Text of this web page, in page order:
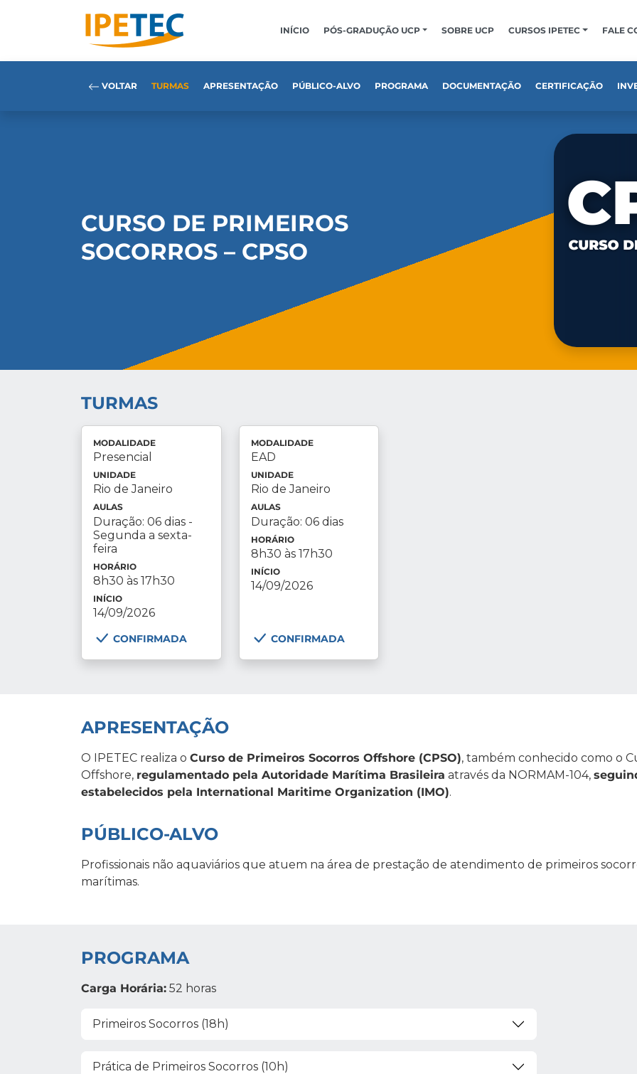
INÍCIO PÓS-GRADUÇÃO UCP SOBRE UCP CURSOS IPETEC FALE
VOLTAR TURMAS APRESENTAÇÃO PÚBLICO-ALVO PROGRAMA DOCUMENTAÇÃO CERTIFICAÇÃO
CURSO DE PRIMEIROS
SOCORROS – CPSO
TURMAS
MODALIDADE
Presencial
UNIDADE
Rio de Janeiro
AULAS
Duração: 06 dias -
Segunda a sexta-
feira
HORÁRIO
8h30 às 17h30
INÍCIO
14/09/2026
CONFIRMADA
MODALIDADE
EAD
UNIDADE
Rio de Janeiro
AULAS
Duração: 06 dias
HORÁRIO
8h30 às 17h30
INÍCIO
14/09/2026
CONFIRMADA
APRESENTAÇÃO
O IPETEC realiza o Curso de Primeiros Socorros Offshore (CPSO), também conhecido como o
Offshore, regulamentado pela Autoridade Marítima Brasileira através da NORMAM-104,
estabelecidos pela International Maritime Organization (IMO).
PÚBLICO-ALVO
Profissionais não aquaviários que atuem na área de prestação de atendimento de primeiros
marítimas.
PROGRAMA
Carga Horária: 52 horas
Primeiros Socorros (18h)
Prática de Primeiros Socorros (10h)